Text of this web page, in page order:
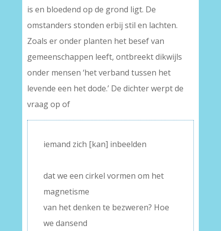
is en bloedend op de grond ligt. De
omstanders stonden erbij stil en lachten.
Zoals er onder planten het besef van
gemeenschappen leeft, ontbreekt dikwijls
onder mensen ‘het verband tussen het
levende een het dode.’ De dichter werpt de
vraag op of
iemand zich [kan] inbeelden
dat we een cirkel vormen om het
magnetisme
van het denken te bezweren? Hoe
we dansend